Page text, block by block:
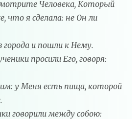
Человека, Который
что я сделала: не Он ли
и пошли к Нему.
просили Его, говоря:
им: у Меня есть пища, которой
говорили между собою: